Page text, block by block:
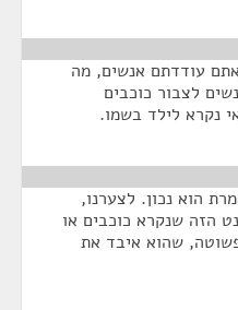
עודדתם אנשים, מה
לצבור כוכבים
נקרא לילד בשמו.
הוא נכון. לצערנו,
הזה שנקרא כוכבים או
שהוא איבד את